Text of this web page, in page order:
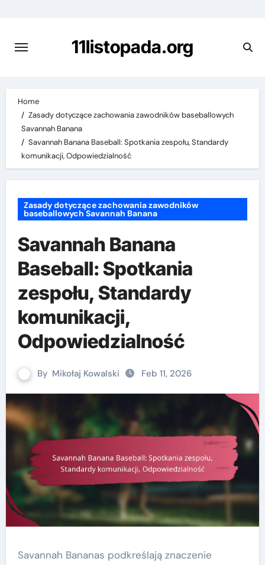
content
11listopada.org
Home
Zasady dotyczące zachowania zawodników baseballowych
Savannah Banana
Savannah Banana Baseball: Spotkania zespołu, Standardy
komunikacji, Odpowiedzialność
Zasady dotyczące zachowania zawodników
baseballowych Savannah Banana
Savannah Banana
Baseball: Spotkania
zespołu, Standardy
komunikacji,
Odpowiedzialność
By Mikołaj Kowalski Feb 11, 2026
Savannah Bananas podkreślają znaczenie